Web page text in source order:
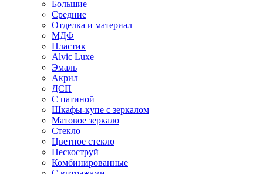
Большие
Средние
Отделка и материал
МДФ
Пластик
Alvic Luxe
Эмаль
Акрил
ДСП
С патиной
Шкафы-купе с зеркалом
Матовое зеркало
Стекло
Цветное стекло
Пескоструй
Комбинированные